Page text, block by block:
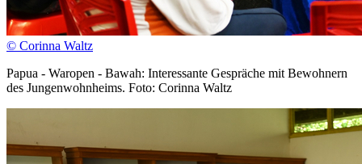
© Corinna Waltz
Papua - Waropen - Bawah: Interessante Gespräche mit Bewohnern
des Jungenwohnheims. Foto: Corinna Waltz